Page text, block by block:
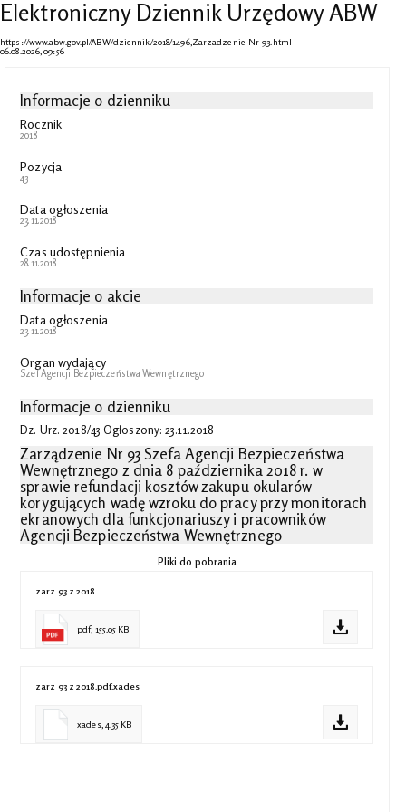
Elektroniczny Dziennik Urzędowy ABW
https://www.abw.gov.pl/ABW/dziennik/2018/1496,Zarzadzenie-Nr-93.html
06.08.2026, 09:56
Informacje o dzienniku
Rocznik
2018
Pozycja
43
Data ogłoszenia
23.11.2018
Czas udostępnienia
28.11.2018
Informacje o akcie
Data ogłoszenia
23.11.2018
Organ wydający
Szef Agencji Bezpieczeństwa Wewnętrznego
Informacje o dzienniku
Dz. Urz. 2018/43 Ogłoszony: 23.11.2018
Zarządzenie Nr 93 Szefa Agencji Bezpieczeństwa
Wewnętrznego z dnia 8 października 2018 r. w
sprawie refundacji kosztów zakupu okularów
korygujących wadę wzroku do pracy przy monitorach
ekranowych dla funkcjonariuszy i pracowników
Agencji Bezpieczeństwa Wewnętrznego
Pliki do pobrania
zarz 93 z 2018
pdf, 155.05 KB
zarz 93 z 2018.pdf.xades
xades, 4.35 KB